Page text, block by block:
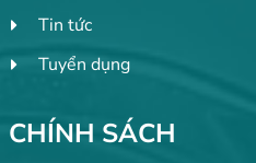
Tin tức
Tuyển dụng
CHÍNH SÁCH